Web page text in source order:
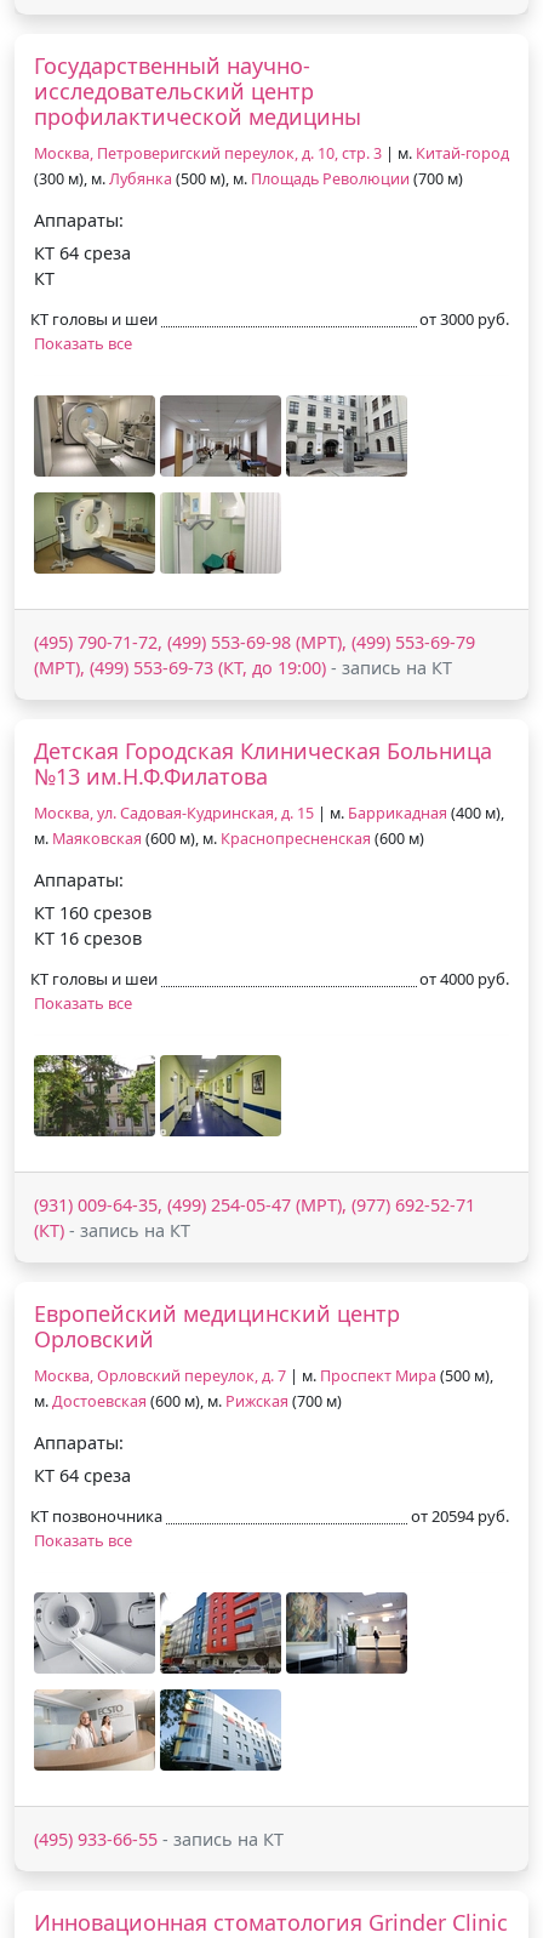
Государственный научно-
исследовательский центр
профилактической медицины
Москва, Петроверигский переулок, д. 10, стр. 3 | м. Китай-город
(300 м), м.Лубянка (500 м), м. Площадь Революции (700 м)
Аппараты:
КТ 64 среза
КТ
КТ головы и шеи
от 3000 руб.
Показать все
(495) 790-71-72, (499) 553-69-98 (МРТ), (499) 553-69-79
(МРТ), (499) 553-69-73 (КТ, до 19:00) - запись на КТ
Детская Городская Клиническая Больница
№13 им.Н.Ф.Филатова
Москва, ул. Садовая-Кудринская, д. 15 | м. Баррикадная (400 м),
м. Маяковская (600 м), м. Краснопресненская (600 м)
Аппараты:
КТ 160 срезов
КТ 16 срезов
КТ головы и шеи
от 4000 руб.
Показать все
(931) 009-64-35, (499) 254-05-47 (МРТ), (977) 692-52-71
(КТ) - запись на КТ
Европейский медицинский центр
Орловский
Москва, Орловский переулок, д. 7 | м. Проспект Мира (500 м),
м.Достоевская (600 м), м. Рижская (700 м)
Аппараты:
КТ 64 среза
КТ позвоночника
от 20594 руб.
Показать все
(495) 933-66-55 - запись на КТ
Инновационная стоматология Grinder Clinic